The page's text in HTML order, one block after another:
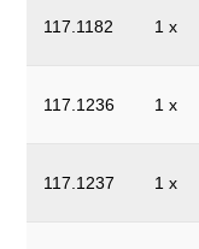
117.1182 1 x
117.1236 1 x
117.1237 1 x